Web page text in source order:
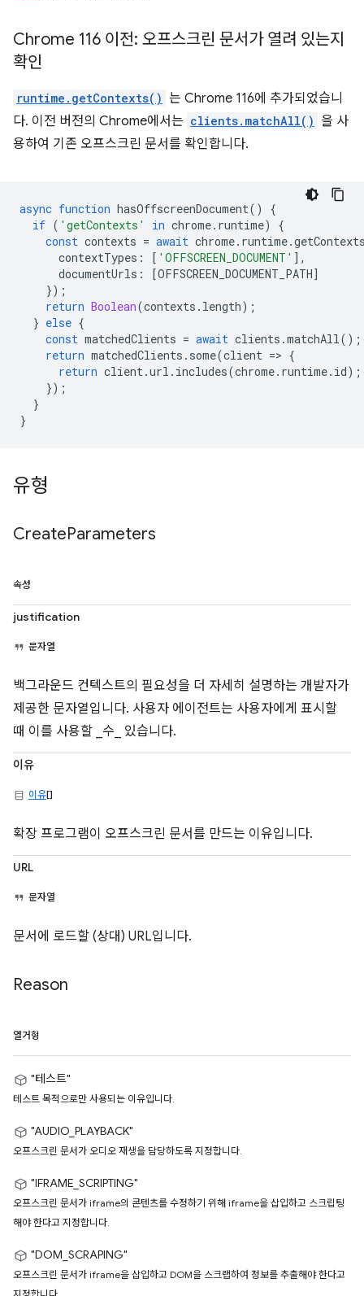
Chrome 116 이전: 오프스크린 문서가 열려 있는지
확인
runtime.getContexts() 는 Chrome 116에 추가되었습니
다. 이전 버전의 Chrome에서는 clients.matchAll() 을 사
용하여 기존 오프스크린 문서를 확인합니다.
async function hasOffscreenDocument()
{
if ( 'getContexts' in chrome. runtime)
{
const contexts = await chrome. runtime.
contextTypes : [ 'OFFSCREEN_DOCUMENT' ],
documentUrls : [OFFSCREEN_DOCUMENT_PATH]
});
return Boolean(contexts . length);
} else {
const matchedClients = await clients .matchAll();
return matchedClients . some(client => {
return client.url . includes(chrome. runtime. id);
});
}
}
유형
CreateParameters
속성
justification
문자열
백그라운드 컨텍스트의 필요성을 더 자세히 설명하는 개발자가
제공한 문자열입니다. 사용자 에이전트는 사용자에게 표시할
때 이를 사용할 _수_ 있습니다.
이유
이유[]
확장 프로그램이 오프스크린 문서를 만드는 이유입니다.
URL
문자열
문서에 로드할 (상대) URL입니다.
Reason
열거형
"테스트"
테스트 목적으로만 사용되는 이유입니다.
"AUDIO_PLAYBACK"
오프스크린 문서가 오디오 재생을 담당하도록 지정합니다.
"IFRAME_SCRIPTING"
오프스크린 문서가 iframe의 콘텐츠를 수정하기 위해 iframe을 삽입하고 스크립팅
해야 한다고 지정합니다.
"DOM_SCRAPING"
오프스크린 문서가 iframe을 삽입하고 DOM을 스크랩하여 정보를 추출해야 한다고